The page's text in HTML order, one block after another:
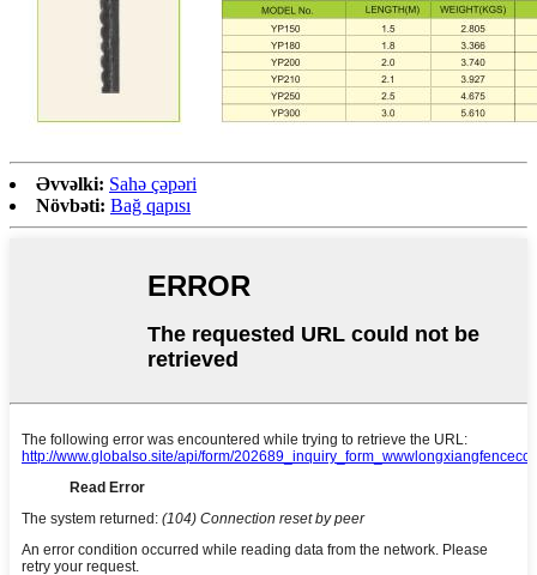
Əvvəlki: Sahə çəpəri
Növbəti: Bağ qapısı